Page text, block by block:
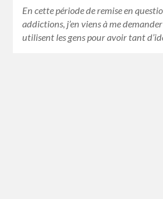
En cette période de remise en
addictions, j’en viens à me
utilisent les gens pour avoir tant